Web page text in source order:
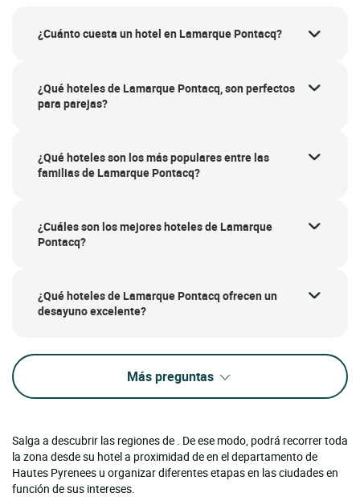
¿Cuánto cuesta un hotel en Lamarque Pontacq?
¿Qué hoteles de Lamarque Pontacq, son perfectos
para parejas?
¿Qué hoteles son los más populares entre las
familias de Lamarque Pontacq?
¿Cuáles son los mejores hoteles de Lamarque
Pontacq?
¿Qué hoteles de Lamarque Pontacq ofrecen un
desayuno excelente?
Más preguntas
Salga a descubrir las regiones de . De ese modo, podrá recorrer toda
la zona desde su hotel a proximidad de en el departamento de
Hautes Pyrenees u organizar diferentes etapas en las ciudades en
función de sus intereses.